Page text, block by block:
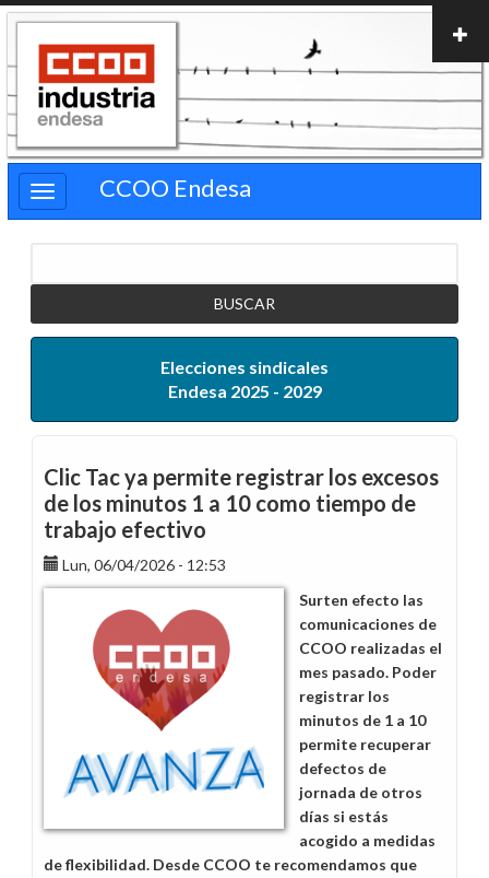
Pasar
contenido
principal
CCOO Endesa
Elecciones sindicales
Endesa 2025 - 2029
Clic Tac ya permite registrar los excesos
de los minutos 1 a 10 como tiempo de
trabajo efectivo
Lun, 06/04/2026 - 12:53
Surten efecto las
comunicaciones de
CCOO realizadas el
mes pasado. Poder
registrar los
minutos de 1 a 10
permite recuperar
defectos de
jornada de otros
días si estás
acogido a medidas
de flexibilidad. Desde CCOO te recomendamos que